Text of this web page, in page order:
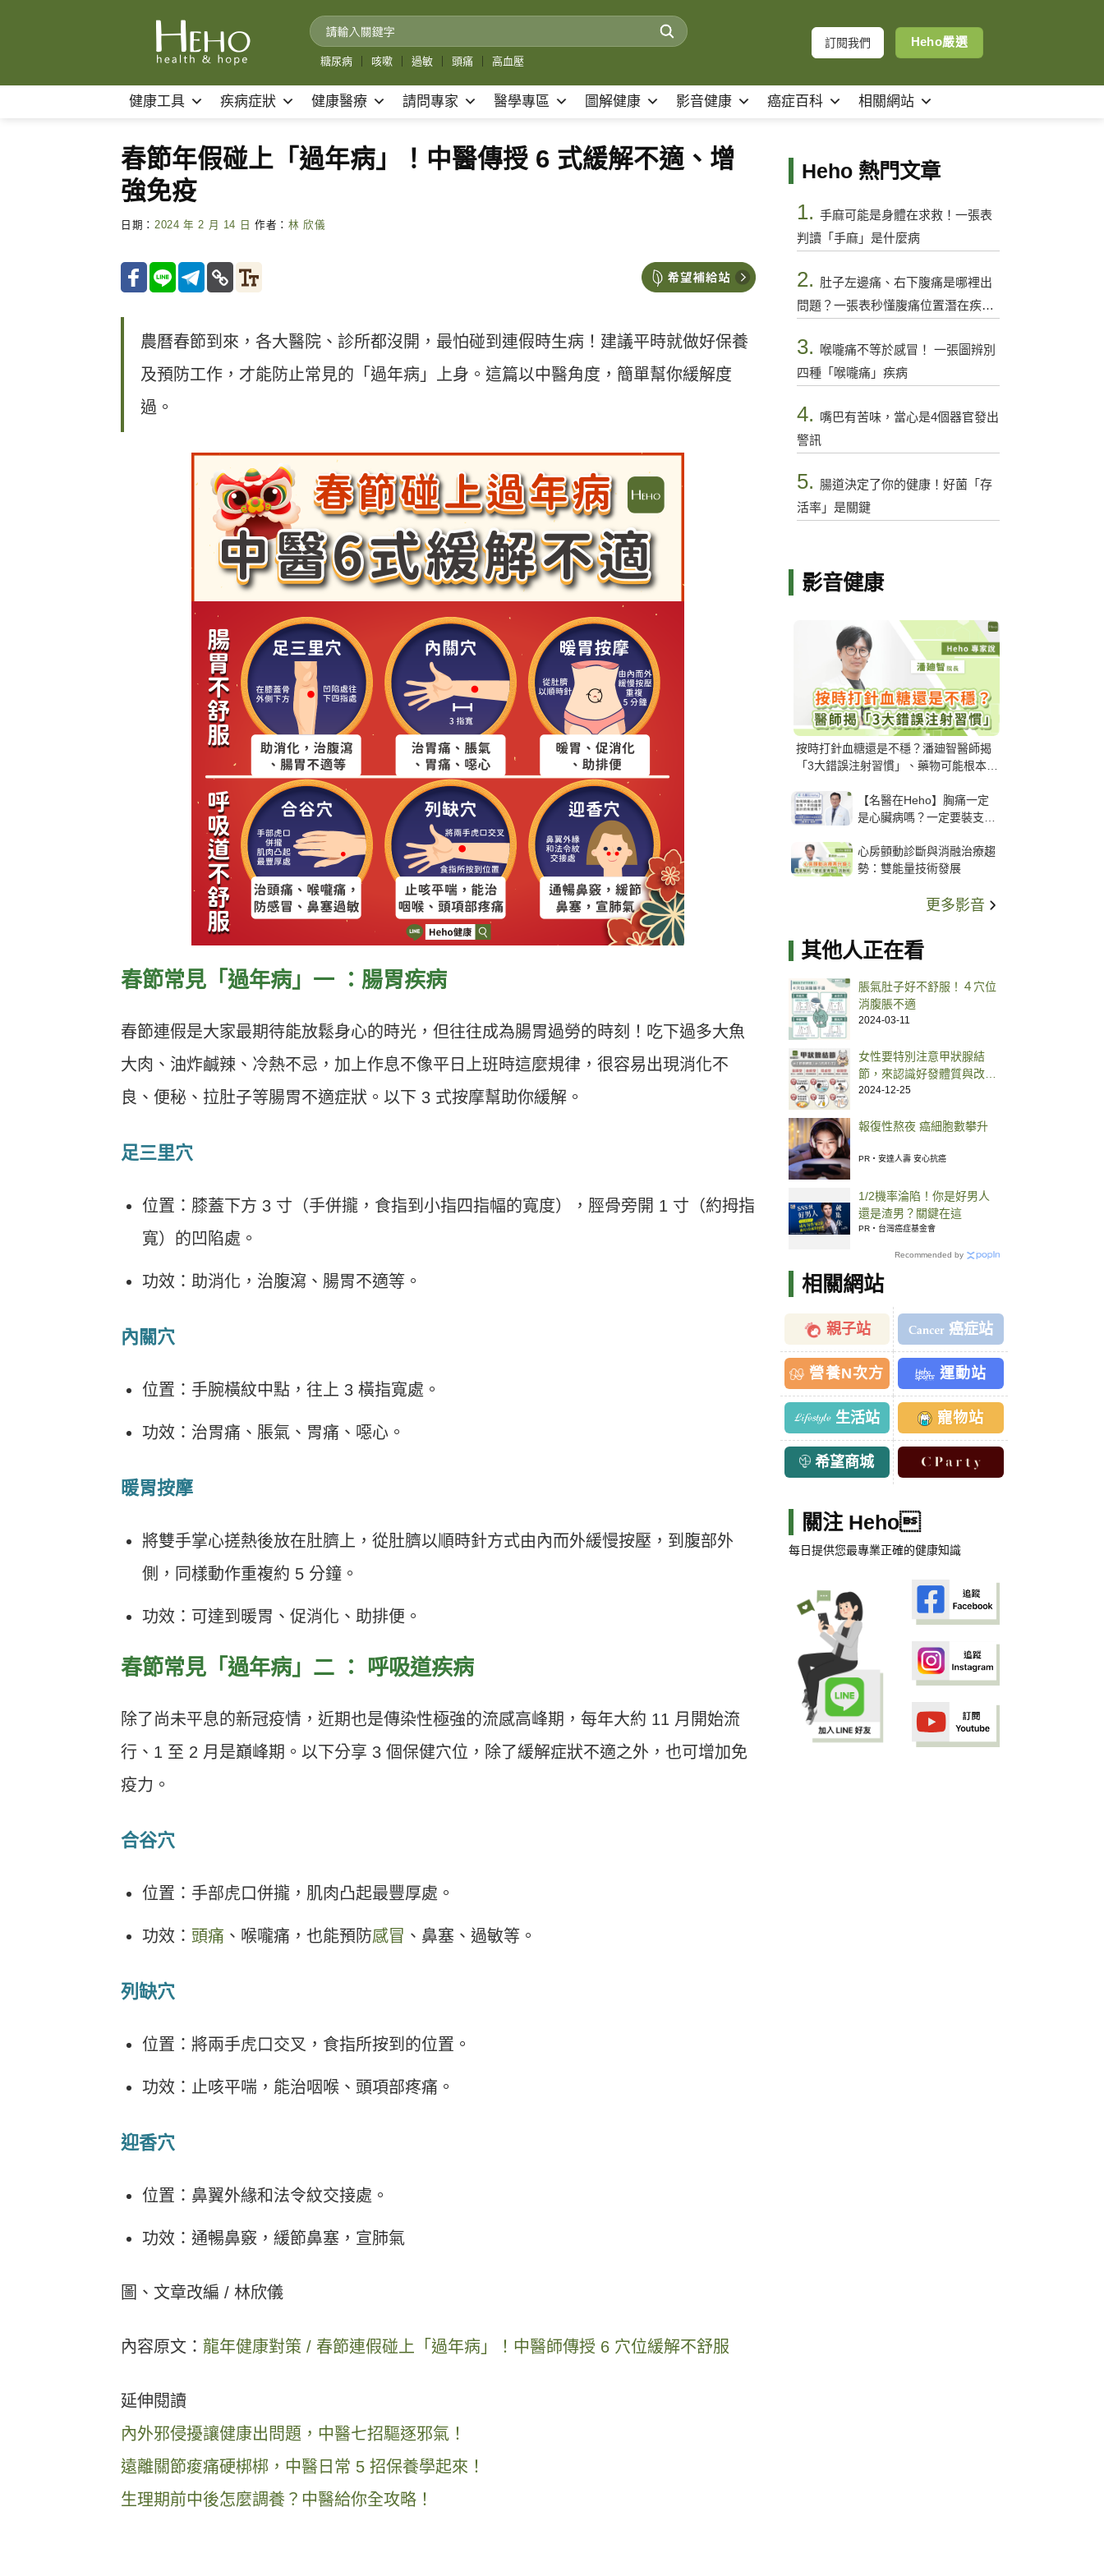
糖尿病 咳嗽 過敏 頭痛 高血壓
訂閱我們 Heho嚴選
健康工具 疾病症狀 健康醫療 請問專家 醫學專區 圖解健康 影音健康 癌症百科 相關網站
春節年假碰上「過年病」！中醫傳授 6 式緩解不適、增
強免疫
日期： 2024 年 2 月 14 日 作者： 林 欣儀
農曆春節到來，各大醫院、診所都沒開，最怕碰到連假時生病！建議平時就做好保養
及預防工作，才能防止常見的「過年病」上身。這篇以中醫角度，簡單幫你緩解度
過。
春節常見「過年病」一 ：腸胃疾病
春節連假是大家最期待能放鬆身心的時光，但往往成為腸胃過勞的時刻！吃下過多大魚
大肉、油炸鹹辣、冷熱不忌，加上作息不像平日上班時這麼規律，很容易出現消化不
良、便秘、拉肚子等腸胃不適症狀。以下 3 式按摩幫助你緩解。
足三里穴
位置：膝蓋下方 3 寸（手併攏，食指到小指四指幅的寬度），脛骨旁開 1 寸（約拇指
寬）的凹陷處。
功效：助消化，治腹瀉、腸胃不適等。
內關穴
位置：手腕橫紋中點，往上 3 橫指寬處。
功效：治胃痛、脹氣、胃痛、噁心。
暖胃按摩
將雙手掌心搓熱後放在肚臍上，從肚臍以順時針方式由內而外緩慢按壓，到腹部外
側，同樣動作重複約 5 分鐘。
功效：可達到暖胃、促消化、助排便。
春節常見「過年病」二 ： 呼吸道疾病
除了尚未平息的新冠疫情，近期也是傳染性極強的流感高峰期，每年大約 11 月開始流
行、1 至 2 月是巔峰期。以下分享 3 個保健穴位，除了緩解症狀不適之外，也可增加免
疫力。
合谷穴
位置：手部虎口併攏，肌肉凸起最豐厚處。
功效： 頭痛 、喉嚨痛，也能預防感冒 、鼻塞、過敏等。
列缺穴
位置：將兩手虎口交叉，食指所按到的位置。
功效：止咳平喘，能治咽喉、頭項部疼痛。
迎香穴
位置：鼻翼外緣和法令紋交接處。
功效：通暢鼻竅，緩節鼻塞，宣肺氣
圖、文章改編 / 林欣儀
內容原文： 龍年健康對策 / 春節連假碰上「過年病」！中醫師傳授 6 穴位緩解不舒服
延伸閱讀
內外邪侵擾讓健康出問題，中醫七招驅逐邪氣！
遠離關節痠痛硬梆梆，中醫日常 5 招保養學起來！
生理期前中後怎麼調養？中醫給你全攻略！
Heho 熱門文章
1. 手麻可能是身體在求救！一張表
判讀「手麻」是什麼病
2. 肚子左邊痛、右下腹痛是哪裡出
問題？一張表秒懂腹痛位置潛在疾病
3.
喉嚨痛不等於感冒！ 一張圖辨別
四種「喉嚨痛」疾病
4. 嘴巴有苦味，當心是4個器官發出
警訊
5. 腸道決定了你的健康！好菌「存
活率」是關鍵
影音健康
按時打針血糖還是不穩？潘廸智醫師揭
「3大錯誤注射習慣」、藥物可能根本沒
【名醫在Heho】胸痛一定
是心臟病嗎？一定要裝支
解析支架種類、風險與選擇
關鍵
心房顫動診斷與消融治療趨
勢：雙能量技術發展
更多影音
其他人正在看
脹氣肚子好不舒服！４穴位
消腹脹不適
2024-03-11
女性要特別注意甲狀腺結
節，來認識好發體質與改善
方式！
2024-12-25
報復性熬夜 癌細胞數攀升
PR・安達人壽 安心抗癌
1/2機率淪陷！你是好男人
還是渣男？關鍵在這
PR・台灣癌症基金會
Recommended by
相關網站
親子站 癌症站
營養N次方 運動站
生活站 寵物站
希望商城
關注 Heho
每日提供您最專業正確的健康知識